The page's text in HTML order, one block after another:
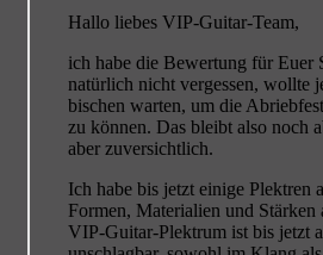
Hallo liebes VIP-Guitar-Team,
ich habe die Bewertung für Euer
natürlich nicht vergessen, wollte
bischen warten, um die
zu können. Das bleibt also noch
aber zuversichtlich.
Ich habe bis jetzt einige Plektren
Formen, Materialien und Stärken
VIP-Guitar-Plektrum ist bis jetzt